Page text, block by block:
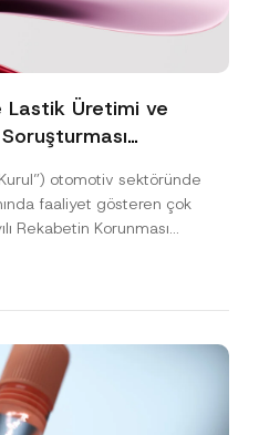
Üretimi ve
otomotiv sektöründe
faaliyet gösteren çok
Rekabetin Korunması